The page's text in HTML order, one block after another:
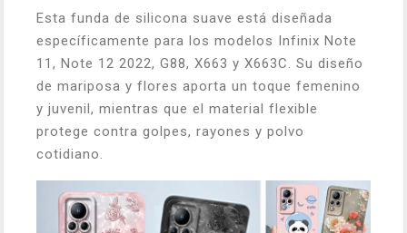
Esta funda de silicona suave está diseñada
específicamente para los modelos Infinix Note
11, Note 12 2022, G88, X663 y X663C. Su diseño
de mariposa y flores aporta un toque femenino
y juvenil, mientras que el material flexible
protege contra golpes, rayones y polvo
cotidiano.